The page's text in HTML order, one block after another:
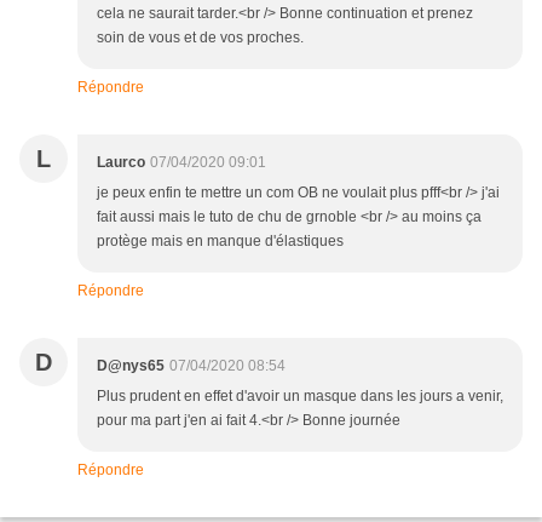
cela ne saurait tarder.<br /> Bonne continuation et prenez
soin de vous et de vos proches.
Répondre
L Laurco 07/04/2020 09:01
je peux enfin te mettre un com OB ne voulait plus pfff<br /> j'ai
fait aussi mais le tuto de chu de grnoble <br /> au moins ça
protège mais en manque d'élastiques
Répondre
D D@nys65 07/04/2020 08:54
Plus prudent en effet d'avoir un masque dans les jours a venir,
pour ma part j'en ai fait 4.<br /> Bonne journée
Répondre